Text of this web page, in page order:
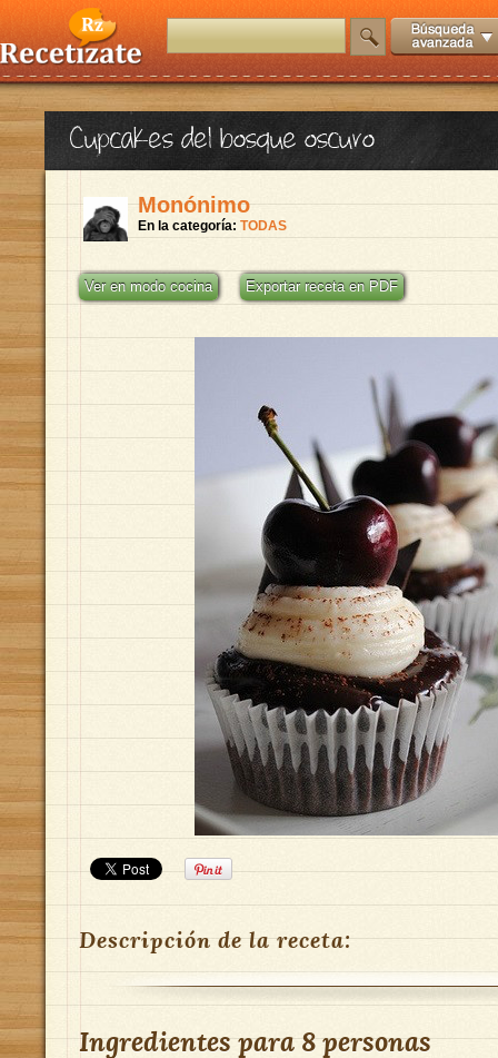
Cupcakes del bosque oscuro
Monónimo
En la categoría: TODAS
Ver en modo cocina Exportar receta en PDF
Descripción de la receta:
Ingredientes para8 personas